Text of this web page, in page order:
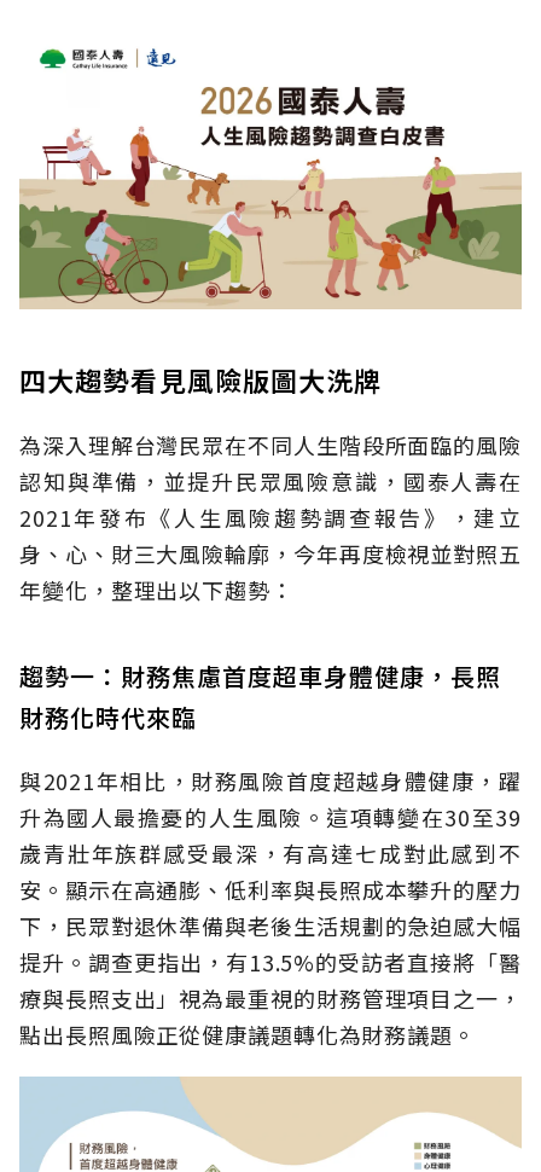
四大趨勢看見風險版圖大洗牌
為深入理解台灣民眾在不同人生階段所面臨的風險
認知與準備，並提升民眾風險意識，國泰人壽在
2021年發布《人生風險趨勢調查報告》，建立
身、心、財三大風險輪廓，今年再度檢視並對照五
年變化，整理出以下趨勢：
趨勢一：財務焦慮首度超車身體健康，長照
財務化時代來臨
與2021年相比，財務風險首度超越身體健康，躍
升為國人最擔憂的人生風險。這項轉變在30至39
歲青壯年族群感受最深，有高達七成對此感到不
安。顯示在高通膨、低利率與長照成本攀升的壓力
下，民眾對退休準備與老後生活規劃的急迫感大幅
提升。調查更指出，有13.5%的受訪者直接將「醫
療與長照支出」視為最重視的財務管理項目之一，
點出長照風險正從健康議題轉化為財務議題。